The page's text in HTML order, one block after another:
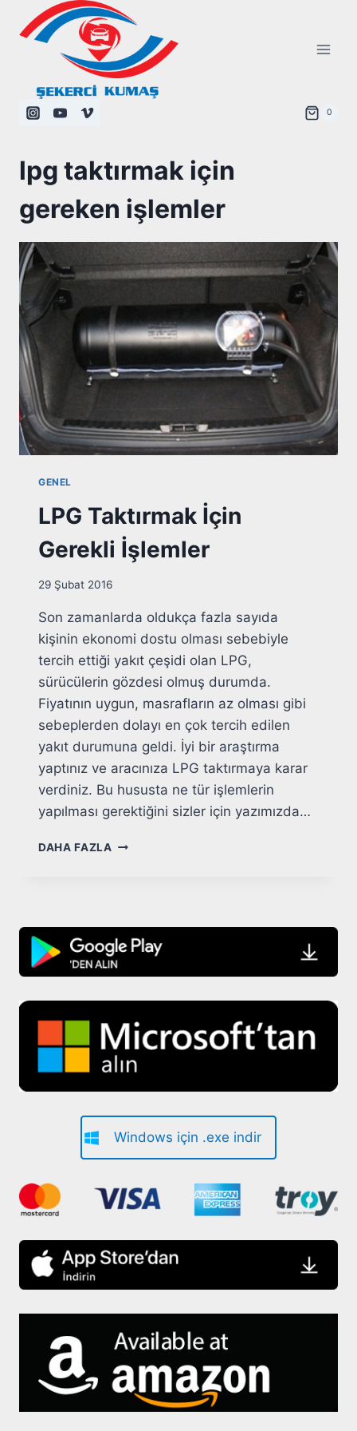
0
lpg taktırmak için
gereken işlemler
GENEL
LPG Taktırmak İçin
Gerekli İşlemler
29 Şubat 2016
Son zamanlarda oldukça fazla sayıda
kişinin ekonomi dostu olması sebebiyle
tercih ettiği yakıt çeşidi olan LPG,
sürücülerin gözdesi olmuş durumda.
Fiyatının uygun, masrafların az olması gibi
sebeplerden dolayı en çok tercih edilen
yakıt durumuna geldi. İyi bir araştırma
yaptınız ve aracınıza LPG taktırmaya karar
verdiniz. Bu hususta ne tür işlemlerin
yapılması gerektiğini sizler için yazımızda…
DAHA FAZLA LPG
Windows için .exe indir